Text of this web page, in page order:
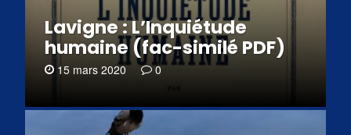
Lavigne : L’Inquiétude
humaine (fac-similé PDF)
15 mars 2020 0